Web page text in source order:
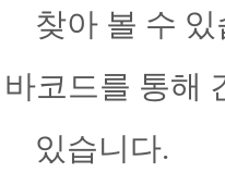
찾아 볼 수 있
바코드를 통해
있습니다.